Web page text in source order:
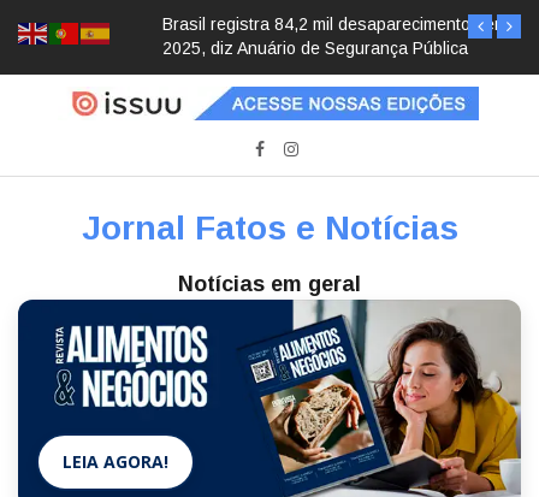
Brasil registra 84,2 mil desaparecimentos em
2025, diz Anuário de Segurança Pública
Jornal Fatos e Notícias
Notícias em geral
LEIA AGORA!